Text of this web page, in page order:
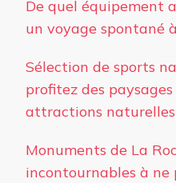
De quel équipement
un voyage spontané
Sélection de sports
profitez des
attractions naturelles
Monuments de La
incontournables à ne